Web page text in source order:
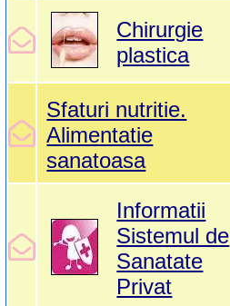
Chirurgie
plastica
Sfaturi nutritie.
Alimentatie
sanatoasa
Informatii
Sistemul de
Sanatate
Privat